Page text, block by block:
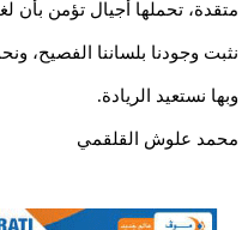
متقدة، تحملها أجيال تؤمن بأن
نثبت وجودنا بلساننا الفصيح،
وبها نستعيد الريادة.
محمد علوش القلقمي